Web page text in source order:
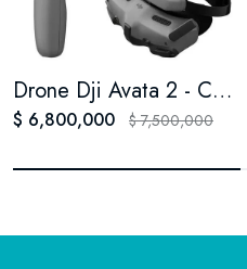
Drone Dji Avata 2 - Combo 3 Baterias
$ 6,800,000 $ 7,500,000